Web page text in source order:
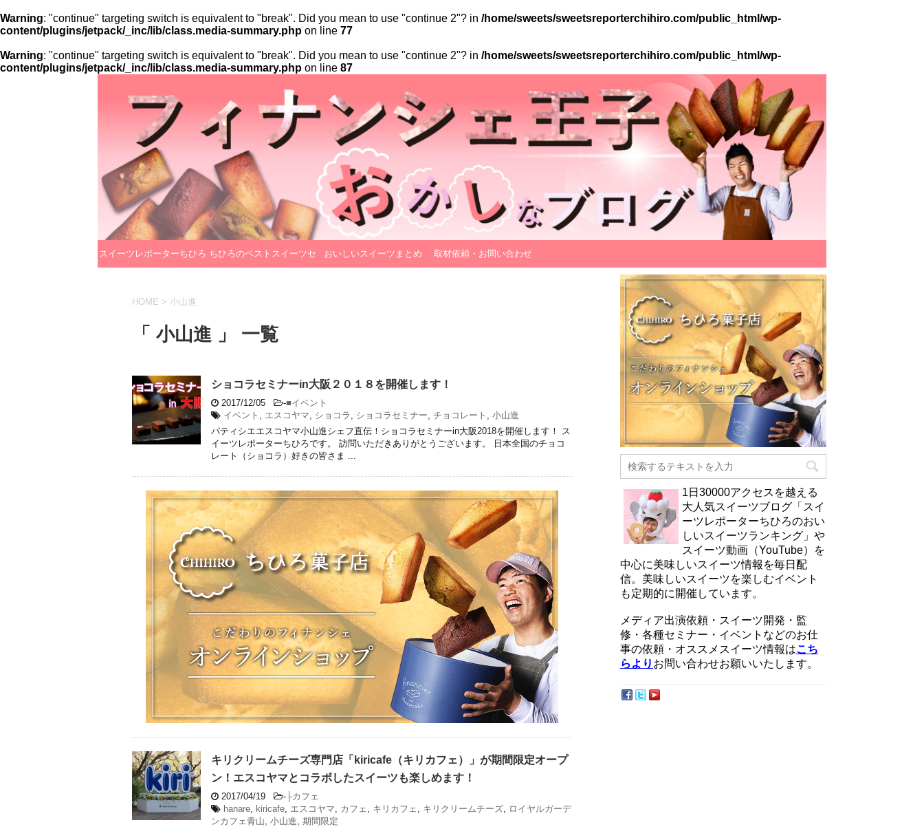
Warning: "continue" targeting switch is equivalent to "break". Did you mean to use "continue 2"? in /home/sweets/sweetsreporterchihiro.com/public_html/wp-
content/plugins/jetpack/_inc/lib/class.media-summary.php on line 77
Warning: "continue" targeting switch is equivalent to "break". Did you mean to use "continue 2"? in /home/sweets/sweetsreporterchihiro.com/public_html/wp-
content/plugins/jetpack/_inc/lib/class.media-summary.php on line 87
スイーツレポーターちひろ ちひろのベストスイーツセ おいしいスイーツまとめ 取材依頼・お問い合わせ
HOME > 小山進
「 小山進 」 一覧
ショコラセミナーin大阪２０１８を開催します！
2017/12/05 -■イベント
イベント
エスコヤマ ショコラ ショコラセミナー チョコレート
小山進
パティシエエスコヤマ小山進シェフ直伝！ショコラセミナーin大阪2018を開催します！ ス
イーツレポーターちひろです。 訪問いただきありがとうございます。 日本全国のチョコ
レート（ショコラ）好きの皆さま ...
キリクリームチーズ専門店「kiricafe（キリカフェ）」が期間限定オープ
ン！エスコヤマとコラボしたスイーツも楽しめます！
2017/04/19 - ├カフェ
hanare
kiricafe エスコヤマ カフェ キリカフェ キリクリームチーズ
ロイヤルガーデ
ンカフェ青山 小山進 期間限定
1日30000アクセスを越える
大人気スイーツブログ「スイ
ーツレポーターちひろのおい
しいスイーツランキング」や
スイーツ動画（YouTube）を
中心に美味しいスイーツ情報を毎日配
信。美味しいスイーツを楽しむイベント
も定期的に開催しています。
メディア出演依頼・スイーツ開発・監
修・各種セミナー・イベントなどのお仕
事の依頼・オススメスイーツ情報はこち
らより お問い合わせお願いいたします。